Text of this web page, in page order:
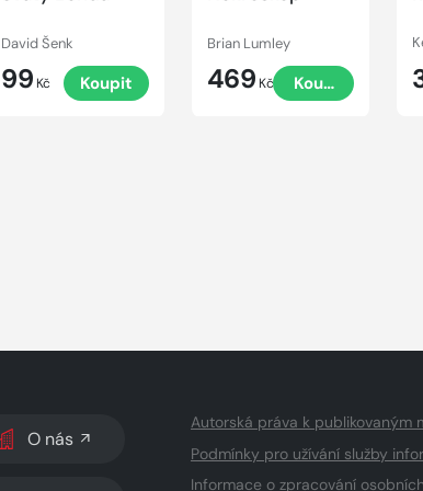
David Šenk
99 Kč Koupit
Brian Lumley
469 Kč Koupit
O nás
Autorská práva k publikovaným
Podmínky pro užívání služby
Informace o zpracování